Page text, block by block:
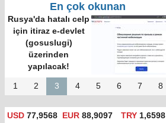
En çok okunan
Rusya'da hatalı celp
için itiraz e-devlet
(gosuslugi)
üzerinden
yapılacak!
1 2 3 4 5 6 7 8
USD 77,9568 EUR 88,9097 TRY1,6598